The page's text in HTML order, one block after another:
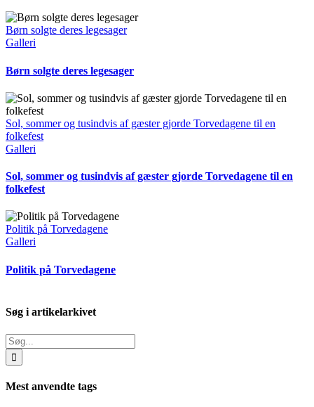
Børn solgte deres legesager
Galleri
Børn solgte deres legesager
Sol, sommer og tusindvis af gæster gjorde Torvedagene til en
folkefest
Galleri
Sol, sommer og tusindvis af gæster gjorde Torvedagene til en
folkefest
Politik på Torvedagene
Galleri
Politik på Torvedagene
Søg i artikelarkivet
Søg
efter:
Mest anvendte tags